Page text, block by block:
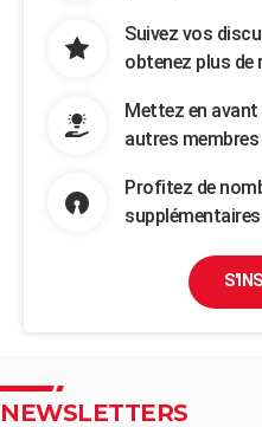
Suivez vos
obtenez plus de
Mettez en
autres membres
Profitez de
NEWSLETTERS